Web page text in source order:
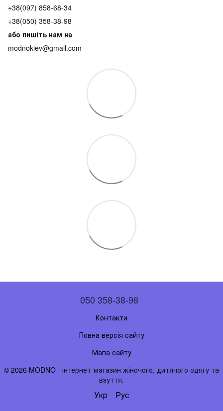
+38(097) 858-68-34
+38(050) 358-38-98
або пишіть нам на
modnokiev@gmail.com
050 358-38-98
Контакти
Повна версія сайту
Мапа сайту
© 2026 MODNO - інтернет-магазин жіночого, дитячого одягу та
взуття.
Укр Рус